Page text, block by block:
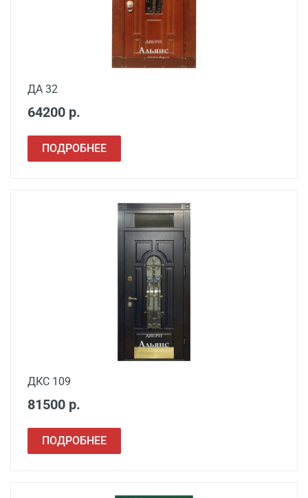
Наименование вида
двери в готовый проем
от 600
металлической двери
от 650
Сварочные работы
ДА 32
64200 р.
ПОДРОБНЕЕ
ДКС 109
81500 р.
ПОДРОБНЕЕ